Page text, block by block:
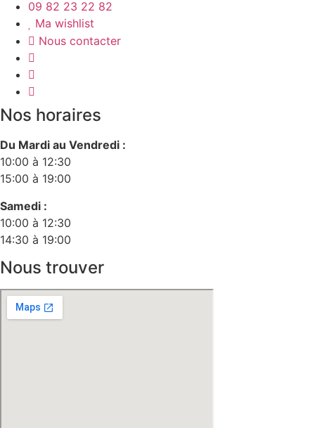
09 82 23 22 82
Ma wishlist
Nous contacter
Nos horaires
Du Mardi au Vendredi :
10:00 à 12:30
15:00 à 19:00
Samedi :
10:00 à 12:30
14:30 à 19:00
Nous trouver